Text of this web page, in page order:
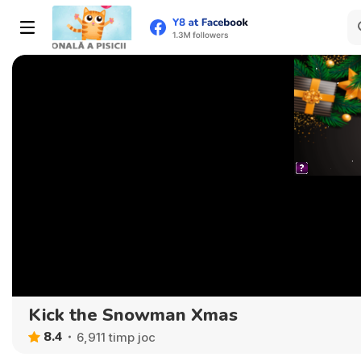
Kick the Snowman Xmas
8.4 6,911 timp joc